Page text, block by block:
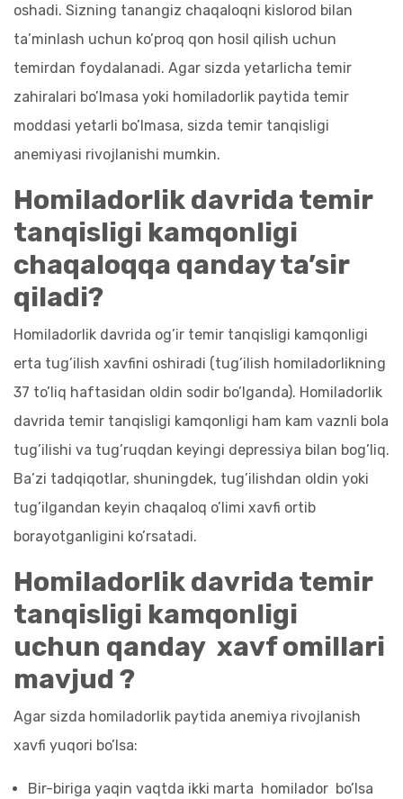
oshadi. Sizning tanangiz chaqaloqni kislorod bilan
ta’minlash uchun ko’proq qon hosil qilish uchun
temirdan foydalanadi. Agar sizda yetarlicha temir
zahiralari bo’lmasa yoki homiladorlik paytida temir
moddasi yetarli bo’lmasa, sizda temir tanqisligi
anemiyasi rivojlanishi mumkin.
Homiladorlik davrida temir
tanqisligi kamqonligi
chaqaloqqa qanday ta’sir
qiladi?
Homiladorlik davrida og’ir temir tanqisligi kamqonligi
erta tug’ilish xavfini oshiradi (tug’ilish homiladorlikning
37 to’liq haftasidan oldin sodir bo’lganda). Homiladorlik
davrida temir tanqisligi kamqonligi ham kam vaznli bola
tug’ilishi va tug’ruqdan keyingi depressiya bilan bog’liq.
Ba’zi tadqiqotlar, shuningdek, tug’ilishdan oldin yoki
tug’ilgandan keyin chaqaloq o’limi xavfi ortib
borayotganligini ko’rsatadi.
Homiladorlik davrida temir
tanqisligi kamqonligi
uchun qanday xavf omillari
mavjud ?
Agar sizda homiladorlik paytida anemiya rivojlanish
xavfi yuqori bo’lsa:
Bir-biriga yaqin vaqtda ikki marta homilador bo’lsa